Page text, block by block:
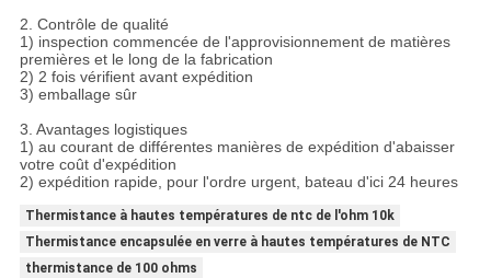
2. Contrôle de qualité
1) inspection commencée de l'approvisionnement de matières
premières et le long de la fabrication
2) 2 fois vérifient avant expédition
3) emballage sûr
3. Avantages logistiques
1) au courant de différentes manières de expédition d'abaisser
votre coût d'expédition
2) expédition rapide, pour l'ordre urgent, bateau d'ici 24 heures
Thermistance à hautes températures de ntc de l'ohm 10k
Thermistance encapsulée en verre à hautes températures de NTC
thermistance de 100 ohms